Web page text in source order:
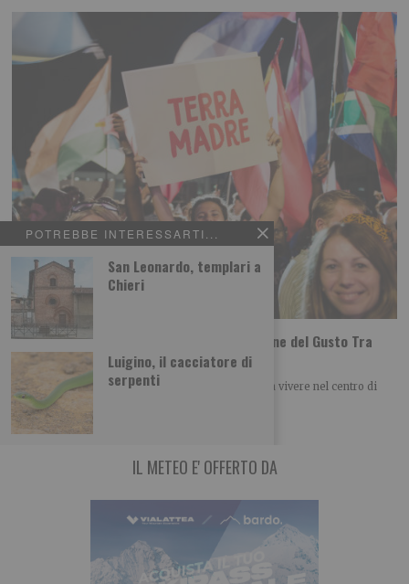
POTREBBE INTERESSARTI...
San Leonardo, templari a
Chieri
Luigino, il cacciatore di
serpenti
Tutti i gusti del mondo a Terra Madre Salone del Gusto Tra
poco più di un mese a Torino
Una selezione di laboratori, degustazioni e cene da vivere nel centro di
Torino dal 24 al
IL METEO E' OFFERTO DA